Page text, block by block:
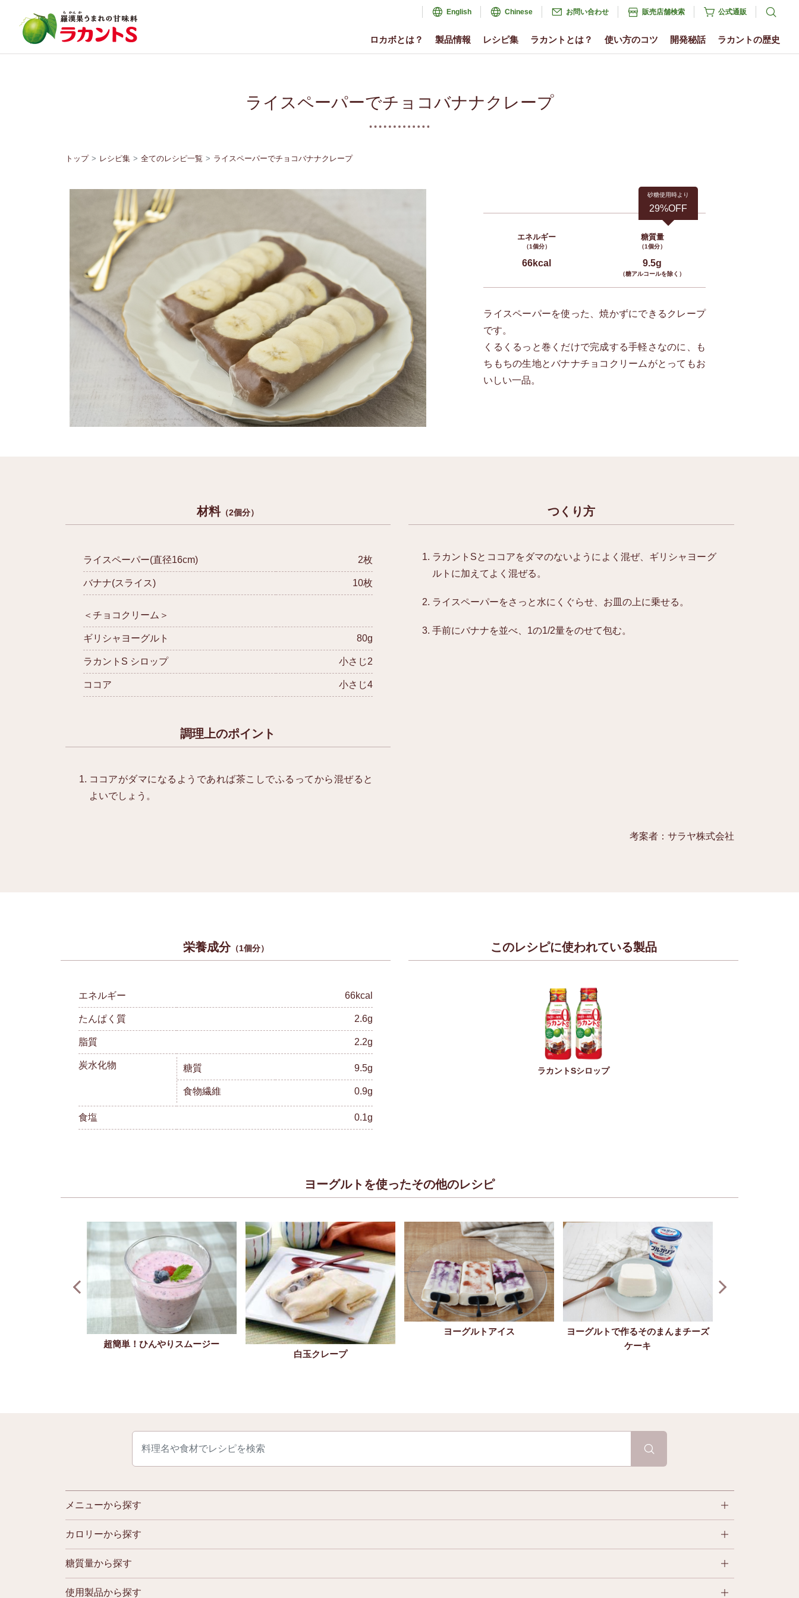
ロカボとは？ 製品情報 レシピ集 ラカントとは？ 使い方のコツ 開発秘話 ラカントの歴史
English Chinese お問い合わせ 販売店舗検索 公式通販
ライスペーパーでチョコバナナクレープ
トップ レシピ集 全てのレシピ一覧 ライスペーパーでチョコバナナクレープ
砂糖使用時より
29%OFF
エネルギー
（1個分）
66kcal
糖質量
（1個分）
9.5g
（糖アルコールを除く）
ライスペーパーを使った、焼かずにできるクレープ
です。
くるくるっと巻くだけで完成する手軽さなのに、も
ちもちの生地とバナナチョコクリームがとってもお
いしい一品。
材料（2個分）
ライスペーパー(直径16cm) 2枚
バナナ(スライス) 10枚
＜チョコクリーム＞
ギリシャヨーグルト 80g
ラカントS シロップ 小さじ2
ココア 小さじ4
つくり方
ラカントSとココアをダマのないようによく混ぜ、ギリシャヨーグ
ルトに加えてよく混ぜる。
ライスペーパーをさっと水にくぐらせ、お皿の上に乗せる。
手前にバナナを並べ、1の1/2量をのせて包む。
調理上のポイント
ココアがダマになるようであれば茶こしでふるってから混ぜると
よいでしょう。
考案者：サラヤ株式会社
栄養成分（1個分）
エネルギー 66kcal
たんぱく質 2.6g
脂質 2.2g
炭水化物 糖質 9.5g
食物繊維 0.9g
食塩 0.1g
このレシピに使われている製品
ラカントSシロップ
ヨーグルトを使ったその他のレシピ
超簡単！ひんやりスムージー
白玉クレープ
ヨーグルトアイス
ヨーグルトで作るそのまんまチーズ
ケーキ
メニューから探す
カロリーから探す
糖質量から探す
使用製品から探す